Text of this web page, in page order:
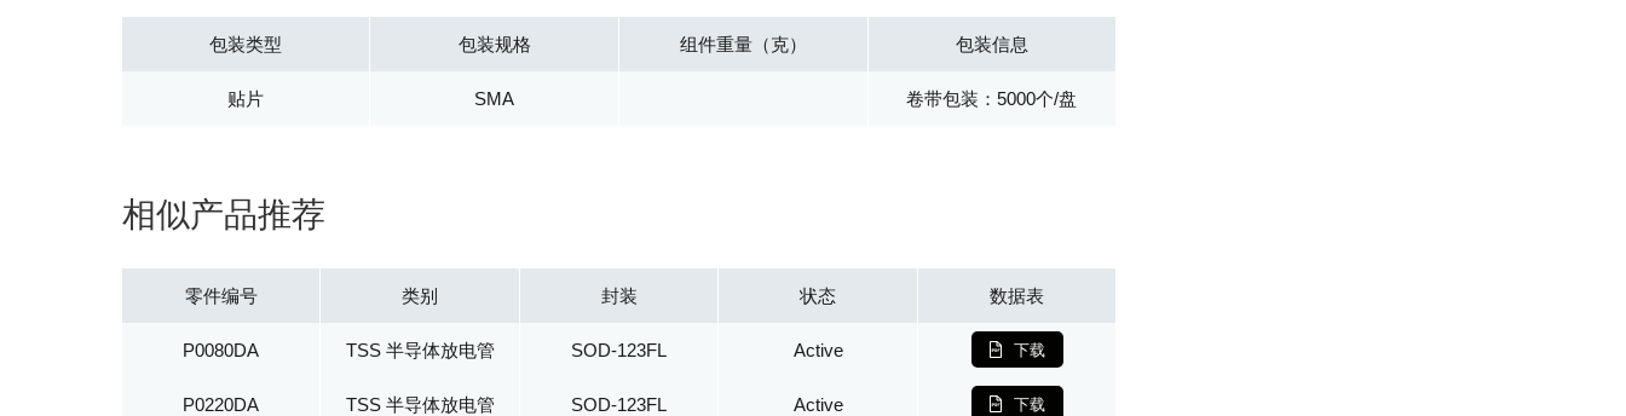
包装类型
贴片
包装规格
SMA
组件重量（克） 包装信息
卷带包装：5000个/盘
相似产品推荐
零件编号 类别 封装 状态 数据表
P0080DA TSS 半导体放电管 SOD-123FL Active 下载
P0220DA TSS 半导体放电管 SOD-123FL Active 下载